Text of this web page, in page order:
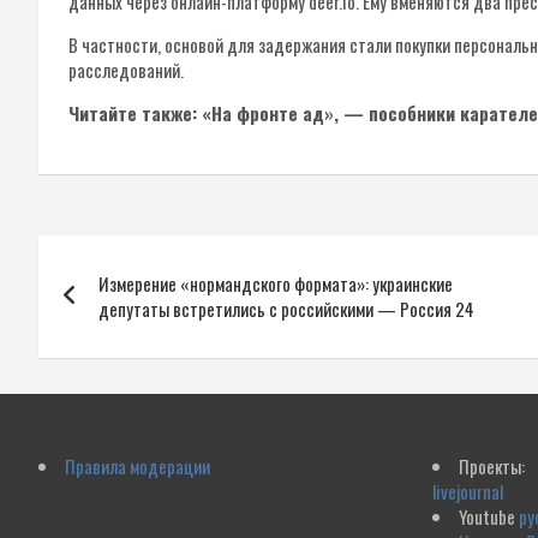
В частности, основой для задержания стали покупки
расследований.
Читайте также: «На фронте ад», — пособники
по
записям
Измерение «нормандского формата»: украинские
депутаты встретились с российскими — Россия 24
Правила модерации
Проекты:
livejournal
Youtube